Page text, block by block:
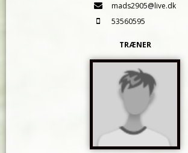
mads2905@live.dk
53560595
TRÆNER